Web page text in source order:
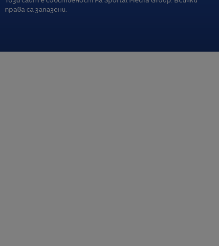
права са запазени.